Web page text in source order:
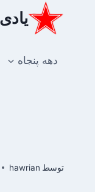
دهه پنجاه
توسط hawrian